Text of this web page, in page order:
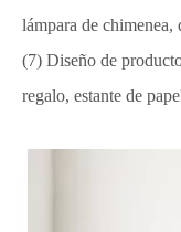
lámpara de
(7) Diseño de
regalo, estante de